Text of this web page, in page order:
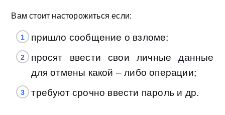
Вам стоит насторожиться если:
пришло сообщение о взломе;
просят ввести свои личные данные
для отмены какой – либо операции;
требуют срочно ввести пароль и др.